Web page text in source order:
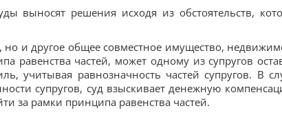
выносят решения исходя из обстоятельств,
и другое общее совместное имущество,
равенства частей, может одному из супругов
учитывая равнозначность частей супругов. В
супругов, суд взыскивает денежную
за рамки принципа равенства частей.